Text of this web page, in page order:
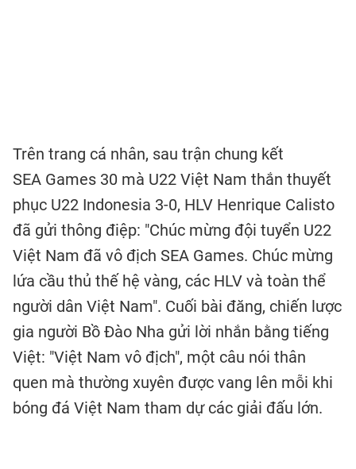
Trên trang cá nhân, sau trận chung kết
SEA Games 30 mà U22 Việt Nam thắn thuyết
phục U22 Indonesia 3-0, HLV Henrique Calisto
đã gửi thông điệp: "Chúc mừng đội tuyển U22
Việt Nam đã vô địch SEA Games. Chúc mừng
lứa cầu thủ thế hệ vàng, các HLV và toàn thể
người dân Việt Nam". Cuối bài đăng, chiến lược
gia người Bồ Đào Nha gửi lời nhắn bằng tiếng
Việt: "Việt Nam vô địch", một câu nói thân
quen mà thường xuyên được vang lên mỗi khi
bóng đá Việt Nam tham dự các giải đấu lớn.